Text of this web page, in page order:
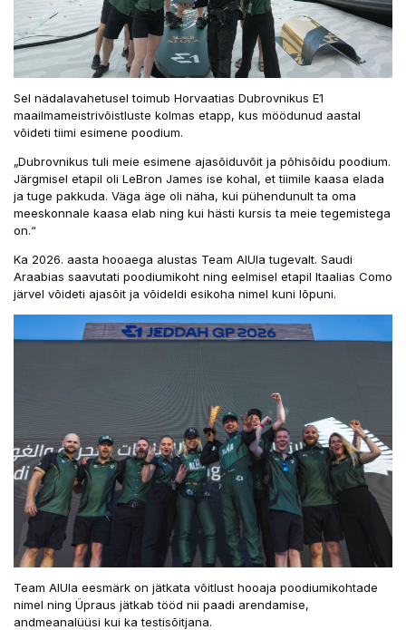
Sel nädalavahetusel toimub Horvaatias Dubrovnikus E1
maailmameistrivõistluste kolmas etapp, kus möödunud aastal
võideti tiimi esimene poodium.
„Dubrovnikus tuli meie esimene ajasõiduvõit ja põhisõidu poodium.
Järgmisel etapil oli LeBron James ise kohal, et tiimile kaasa elada
ja tuge pakkuda. Väga äge oli näha, kui pühendunult ta oma
meeskonnale kaasa elab ning kui hästi kursis ta meie tegemistega
on.“
Ka 2026. aasta hooaega alustas Team AlUla tugevalt. Saudi
Araabias saavutati poodiumikoht ning eelmisel etapil Itaalias Como
järvel võideti ajasõit ja võideldi esikoha nimel kuni lõpuni.
Team AlUla eesmärk on jätkata võitlust hooaja poodiumikohtade
nimel ning Üpraus jätkab tööd nii paadi arendamise,
andmeanalüüsi kui ka testisõitjana.